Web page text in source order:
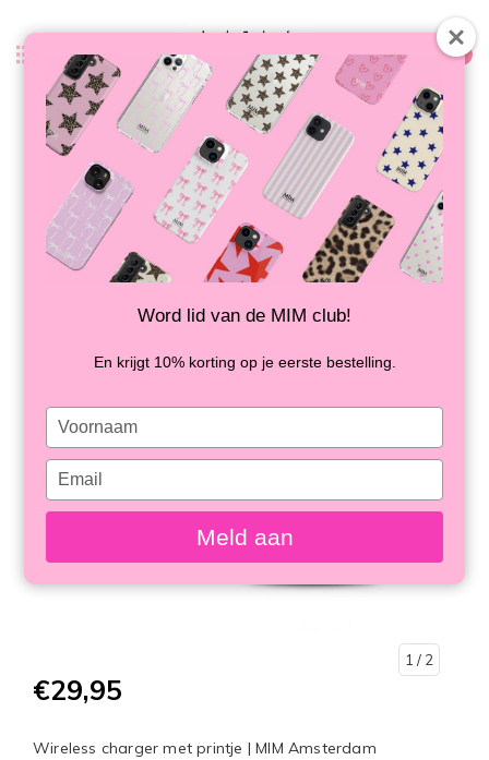
0
Terug
SKY FULL OF STARS - WIRELESS
CHARGER
NIET OP VOORRAAD
1 / 2
€29,95
Wireless charger met printje | MIM Amsterdam
Word lid van de MIM club!
En krijgt 10% korting op je eerste bestelling.
Type
your
name
Type
your
email
Meld aan